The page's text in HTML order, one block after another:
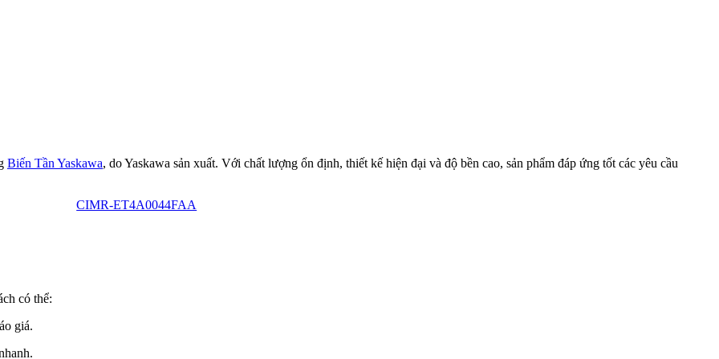
Biến Tần Yaskawa, do Yaskawa sản xuất. Với chất lượng ổn định, thiết kế hiện đại và độ bền cao, sản phẩm đáp ứng tốt các yêu cầu
CIMR-ET4A0044FAA
có thể:
giá.